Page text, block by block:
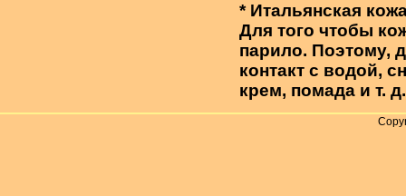
* Итальянская
Для того чтобы
парило. Поэтому,
контакт с водой,
крем, помада и т.